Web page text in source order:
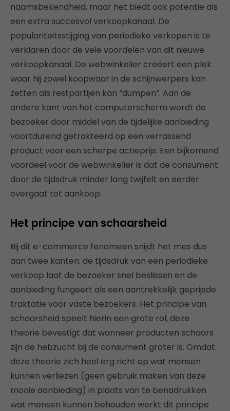
naamsbekendheid, maar het biedt ook potentie als
een extra succesvol verkoopkanaal. De
populariteitsstijging van periodieke verkopen is te
verklaren door de vele voordelen van dit nieuwe
verkoopkanaal. De webwinkelier creëert een plek
waar hij zowel koopwaar in de schijnwerpers kan
zetten als restpartijen kan “dumpen”. Aan de
andere kant van het computerscherm wordt de
bezoeker door middel van de tijdelijke aanbieding
voortdurend getrakteerd op een verrassend
product voor een scherpe actieprijs. Een bijkomend
voordeel voor de webwinkelier is dat de consument
door de tijdsdruk minder lang twijfelt en eerder
overgaat tot aankoop.
Het principe van schaarsheid
Bij dit e-commerce fenomeen snijdt het mes dus
aan twee kanten: de tijdsdruk van een periodieke
verkoop laat de bezoeker snel beslissen en de
aanbieding fungeert als een aantrekkelijk geprijsde
traktatie voor vaste bezoekers. Het principe van
schaarsheid speelt hierin een grote rol, deze
theorie bevestigt dat wanneer producten schaars
zijn de hebzucht bij de consument groter is. Omdat
deze theorie zich heel erg richt op wat mensen
kunnen verliezen (geen gebruik maken van deze
mooie aanbieding) in plaats van te benadrukken
wat mensen kunnen behouden werkt dit principe